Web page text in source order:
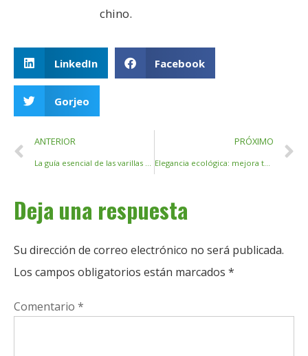
chino.
LinkedIn Facebook
Gorjeo
ANTERIOR
La guía esencial de las varillas de bambú: aprovechar la versatilidad y la vitalidad para una vida sostenible
PRÓXIMO
Elegancia ecológica: mejora tu espacio con palos de bambú verdes
Deja una respuesta
Su dirección de correo electrónico no será publicada.
Los campos obligatorios están marcados *
Comentario *